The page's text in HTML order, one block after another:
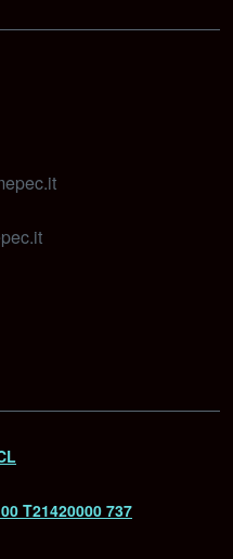
T21420000 737